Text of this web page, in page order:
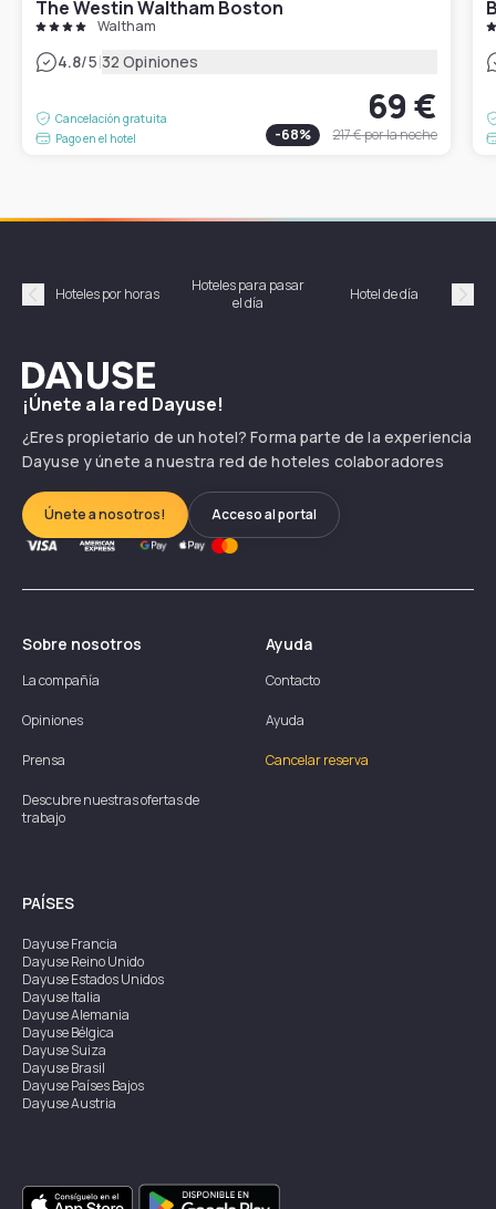
The Westin Waltham Boston
Waltham
4.8/5|32 Opiniones
Cancelación gratuita
Pago en el hotel
69 €
-68% 217 €por la noche
Précédent
Hoteles por horas
Hoteles para pasar
el día
Hotel de día
Dayuse
¡Únete a la red Dayuse!
¿Eres propietario de un hotel? Forma parte de la experiencia
Dayuse y únete a nuestra red de hoteles colaboradores
Únete a nosotros! Acceso al portal
Sobre nosotros
La compañía
Opiniones
Prensa
Descubre nuestras ofertas de
trabajo
Ayuda
Contacto
Ayuda
Cancelar reserva
PAÍSES
DayuseFrancia
DayuseReino Unido
DayuseEstados Unidos
DayuseItalia
DayuseAlemania
DayuseBélgica
DayuseSuiza
DayuseBrasil
DayusePaíses Bajos
DayuseAustria
DayuseSingapur